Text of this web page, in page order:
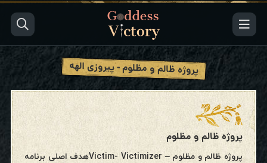
پروژه ظالم و مظلوم - پیروزی الهه
پروژه ظالم و مظلوم
پروژه ظالم و مظلوم – Victim- Victimizerهدف اصلی برنامه